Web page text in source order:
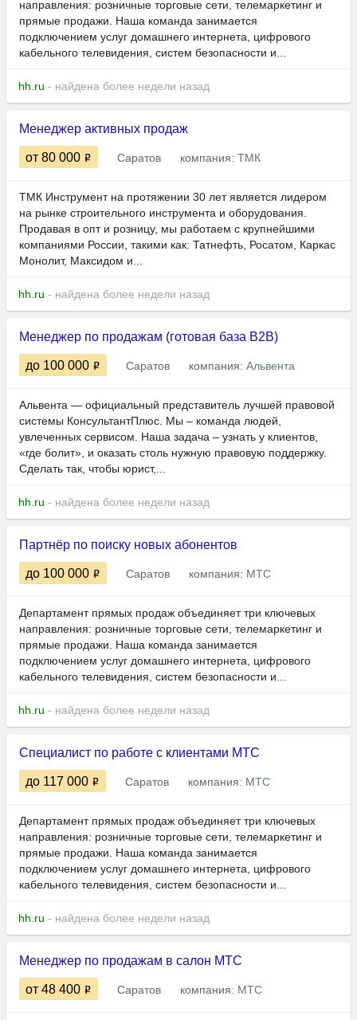
направления: розничные торговые сети, телемаркетинг и
прямые продажи. Наша команда занимается
подключением услуг домашнего интернета, цифрового
кабельного телевидения, систем безопасности и...
hh.ru - найдена более недели назад
Менеджер активных продаж
от 80 000 Саратов компания: ТМК
ТМК Инструмент на протяжении 30 лет является лидером
на рынке строительного инструмента и оборудования.
Продавая в опт и розницу, мы работаем с крупнейшими
компаниями России, такими как: Татнефть, Росатом, Каркас
Монолит, Максидом и...
hh.ru - найдена более недели назад
Менеджер по продажам (готовая база B2B)
до 100 000 Саратов компания: Альвента
Альвента — официальный представитель лучшей правовой
системы КонсультантПлюс. Мы – команда людей,
увлеченных сервисом. Наша задача – узнать у клиентов,
«где болит», и оказать столь нужную правовую поддержку.
Сделать так, чтобы юрист,...
hh.ru - найдена более недели назад
Партнёр по поиску новых абонентов
до 100 000 Саратов компания: МТС
Департамент прямых продаж объединяет три ключевых
направления: розничные торговые сети, телемаркетинг и
прямые продажи. Наша команда занимается
подключением услуг домашнего интернета, цифрового
кабельного телевидения, систем безопасности и...
hh.ru - найдена более недели назад
Специалист по работе с клиентами МТС
до 117 000 Саратов компания: МТС
Департамент прямых продаж объединяет три ключевых
направления: розничные торговые сети, телемаркетинг и
прямые продажи. Наша команда занимается
подключением услуг домашнего интернета, цифрового
кабельного телевидения, систем безопасности и...
hh.ru - найдена более недели назад
Менеджер по продажам в салон МТС
от 48 400 Саратов компания: МТС